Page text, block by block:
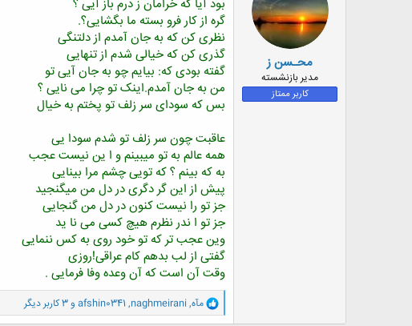
ا
:
محـسن ز
مدیر بازنشسته
کاربر ممتاز
بود آیا که خرامان ز درم باز آیی ؟
گره از کار فرو بسته ما بگشایی؟.
نظری کن که به جان آمدم از دلتنگی
گذری کن که خیالی شدم از تنهایی
گفته بودی که: بیایم چو به جان آیی تو
من به جان آمدم.اینک تو چرا می نایی ؟
بس که سودای سر زلف تو پختم به خیال
عاقبت چون سر زلف تو شدم سودا یی
همه عالم به تو میبینم و ا ین نیست عجب
به که بینم ؟ که تویی چشم مرا بینایی
پیش از این گر دگری در دل من میگنجید
جز تو را نیست کنون در دل من گنجایی
جز تو ا ندر نظرم هیچ کسی می نا ید
وین عجب تر که تو خود روی به کس ننمایی
گفتی از لب بدهم کام عراقی!روزی
وقت آن است که آن وعده وفا فرمایی .
و
ا
مآه,
naghmeirani
,
afshin0341 و 3 کاربر دیگر